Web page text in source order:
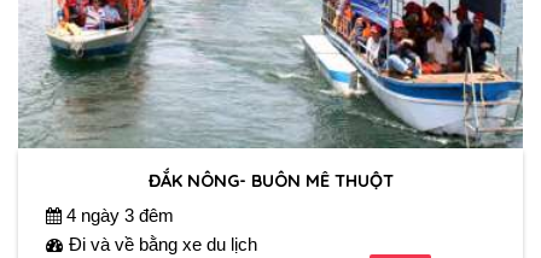
ĐẮK NÔNG- BUÔN MÊ THUỘT
4 ngày 3 đêm
Đi và về bằng xe du lịch